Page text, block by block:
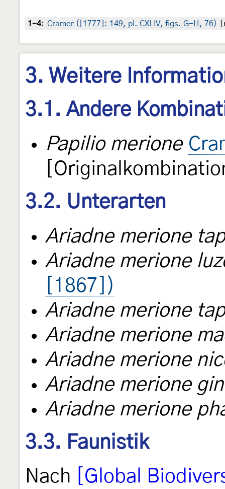
1-4: Cramer ([1777]: 149, pl. CXLIV, figs. G-H, 76)
3. Weitere
3.1. Andere
Papilio merione
3.2. Unterarten
Ariadne merione
Ariadne merione
[1867])
Ariadne merione
Ariadne merione
Ariadne merione
Ariadne merione
Ariadne merione
3.3. Faunistik
Nach
[Global